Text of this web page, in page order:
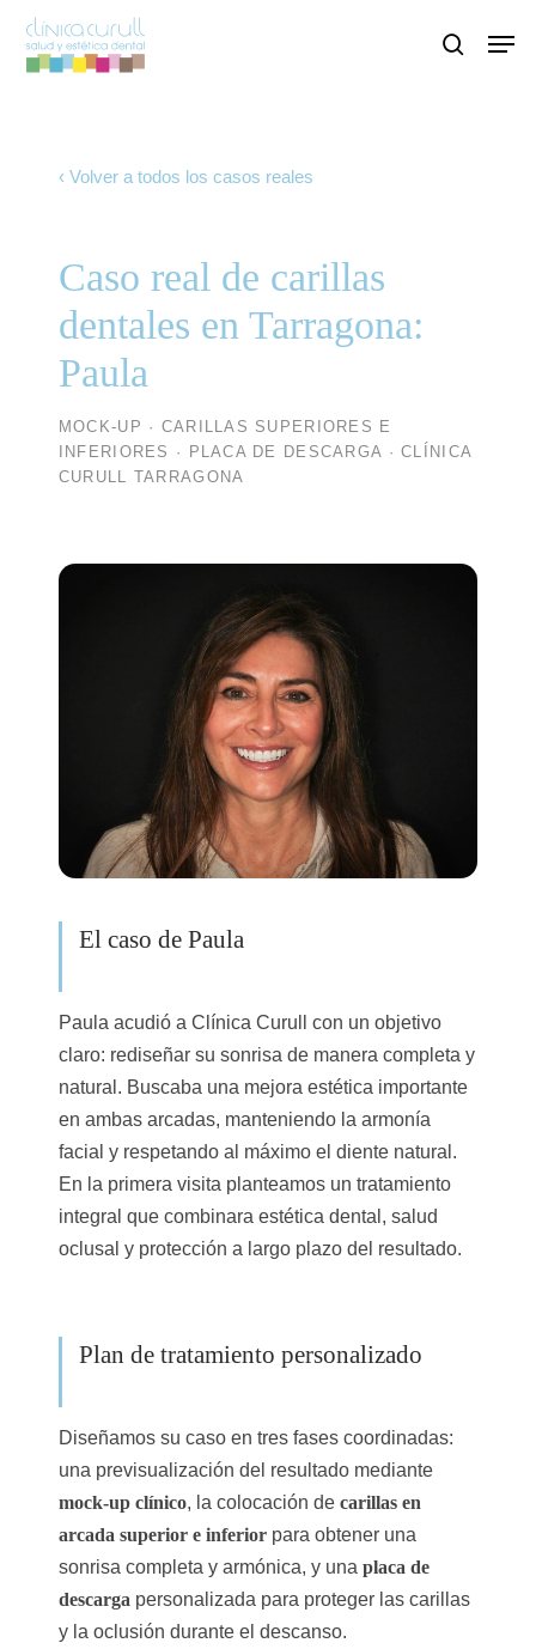
search
Menu
‹ Volver a todos los casos reales
Caso real de carillas
dentales en Tarragona:
Paula
MOCK-UP · CARILLAS SUPERIORES E
INFERIORES · PLACA DE DESCARGA · CLÍNICA
CURULL TARRAGONA
El caso de Paula
Paula acudió a Clínica Curull con un objetivo
claro: rediseñar su sonrisa de manera completa y
natural. Buscaba una mejora estética importante
en ambas arcadas, manteniendo la armonía
facial y respetando al máximo el diente natural.
En la primera visita planteamos un tratamiento
integral que combinara estética dental, salud
oclusal y protección a largo plazo del resultado.
Plan de tratamiento personalizado
Diseñamos su caso en tres fases coordinadas:
una previsualización del resultado mediante
mock-up clínico, la colocación de carillas en
arcada superior e inferiorpara obtener una
sonrisa completa y armónica, y una placa de
descarga personalizada para proteger las carillas
y la oclusión durante el descanso.